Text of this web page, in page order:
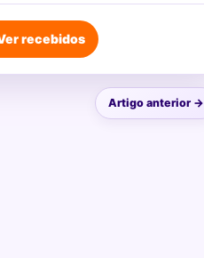
recebidos
Artigo anterior →